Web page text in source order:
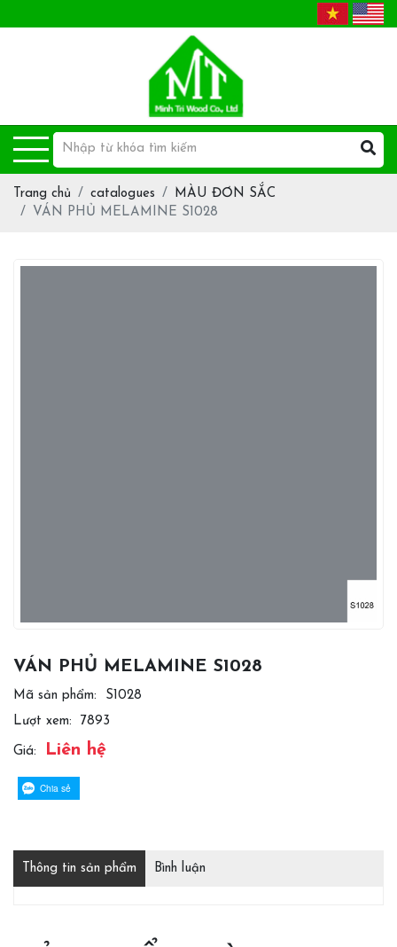
Trang chủ catalogues
MÀU ĐƠN SẮC
VÁN PHỦ MELAMINE S1028
VÁN PHỦ MELAMINE S1028
Mã sản phẩm:
S1028
Lượt xem:
7893
Giá: Liên hệ
Chia sẻ
Thông tin sản phẩm Bình luận